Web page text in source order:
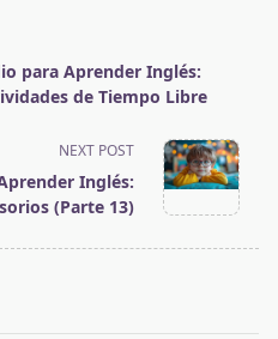
para Aprender Inglés:
de Tiempo Libre
NEXT POST
Inglés:
(Parte 13)